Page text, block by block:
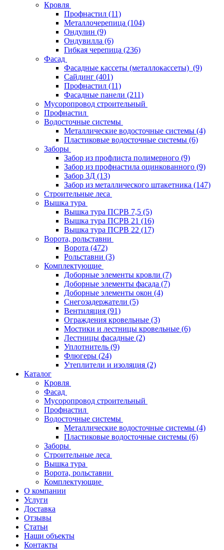
Кровля
Профнастил (11)
Металлочерепица (104)
Ондулин (9)
Ондувилла (6)
Гибкая черепица (236)
Фасад
Фасадные кассеты (металлокассеты) (9)
Сайдинг (401)
Профнастил (11)
Фасадные панели (211)
Мусоропровод строительный
Профнастил
Водосточные системы
Металлические водосточные системы (4)
Пластиковые водосточные системы (6)
Заборы
Забор из профлиста полимерного (9)
Забор из профнастила оцинкованного (9)
Забор 3Д (13)
Забор из металлического штакетника (147)
Строительные леса
Вышка тура
Вышка тура ПСРВ 7,5 (5)
Вышка тура ПСРВ 21 (16)
Вышка тура ПСРВ 22 (17)
Ворота, рольставни
Ворота (472)
Рольставни (3)
Комплектующие
Доборные элементы кровли (7)
Доборные элементы фасада (7)
Доборные элементы окон (4)
Снегозадержатели (5)
Вентиляция (91)
Ограждения кровельные (3)
Мостики и лестницы кровельные (6)
Лестницы фасадные (2)
Уплотнитель (9)
Флюгеры (24)
Утеплители и изоляция (2)
Каталог
Кровля
Фасад
Мусоропровод строительный
Профнастил
Водосточные системы
Металлические водосточные системы (4)
Пластиковые водосточные системы (6)
Заборы
Строительные леса
Вышка тура
Ворота, рольставни
Комплектующие
О компании
Услуги
Доставка
Отзывы
Статьи
Наши объекты
Контакты